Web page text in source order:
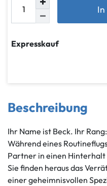
Expresskauf
Beschreibung
Ihr Name ist Beck. Ihr
Während eines
Partner in einen
Sie finden heraus das
einer geheimnisvollen